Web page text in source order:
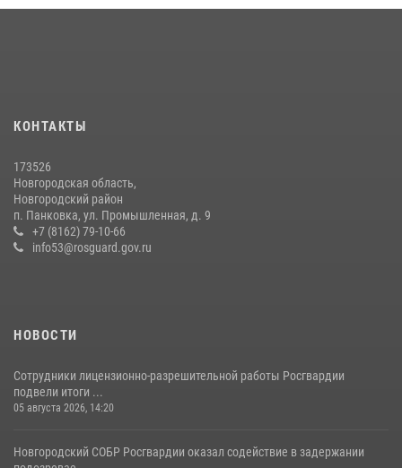
медицине
подвел итоги служебной деятельности сотрудников
вневедомственной охраны за первое полугодие 2026 года
22 июля 2026, 12:33 6
КОНТАКТЫ
173526
Новгородская область,
Новгородский район
п. Панковка, ул. Промышленная, д. 9
+7 (8162) 79-10-66
info53@rosguard.gov.ru
НОВОСТИ
Сотрудники лицензионно-разрешительной работы Росгвардии
подвели итоги ...
05 августа 2026, 14:20
Новгородский СОБР Росгвардии оказал содействие в задержании